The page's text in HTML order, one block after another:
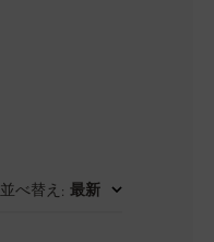
並べ替え : 最新